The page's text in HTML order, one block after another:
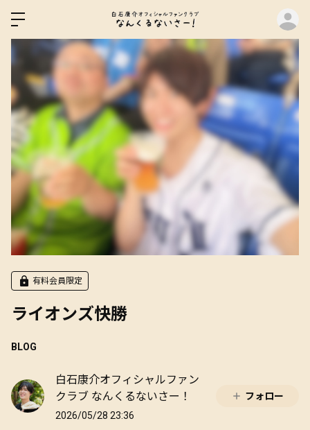
有料会員限定
ライオンズ快勝
BLOG
白石康介オフィシャルファン
クラブ なんくるないさー！
2026/05/28 23:36
フォロー